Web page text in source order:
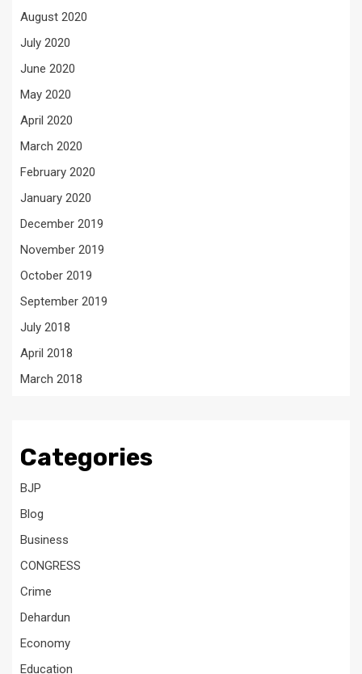
August 2020
July 2020
June 2020
May 2020
April 2020
March 2020
February 2020
January 2020
December 2019
November 2019
October 2019
September 2019
July 2018
April 2018
March 2018
Categories
BJP
Blog
Business
CONGRESS
Crime
Dehardun
Economy
Education